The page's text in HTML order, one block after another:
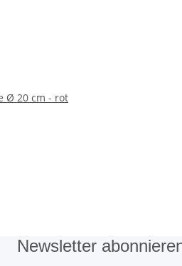
Ø 20 cm - rot
Newsletter